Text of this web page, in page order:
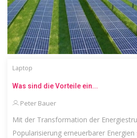
Laptop
Was sind die Vorteile ein...
Peter Bauer
Mit der Transformation der
Popularisierung erneuerbarer Energien